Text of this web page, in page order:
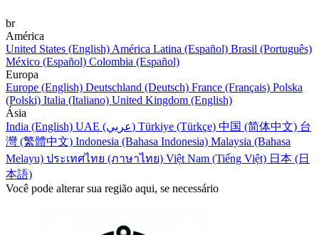
br
América
United States (English) América Latina (Español) Brasil (Português)
México (Español) Colombia (Español)
Europa
Europe (English) Deutschland (Deutsch) France (Français) Polska
(Polski) Italia (Italiano) United Kingdom (English)
Ásia
India (English)
UAE (عربي) Türkiye (Türkçe) 中国 (简体中文) 台
灣 (繁體中文) Indonesia (Bahasa Indonesia) Malaysia (Bahasa
Melayu) ประเทศไทย (ภาษาไทย) Việt Nam (Tiếng Việt) 日本 (日
本語)
Você pode alterar sua região aqui, se necessário